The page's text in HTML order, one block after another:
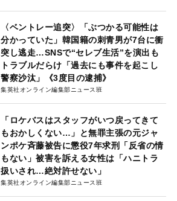
〈ベントレー追突〉「ぶつかる可能性は
分かっていた」韓国籍の刺青男が7台に衝
突し逃走…SNSで“セレブ生活”を演出も
トラブルだらけ「過去にも事件を起こし
警察沙汰」《3度目の逮捕》
集英社オンライン編集部ニュース班
「ロケバスはスタッフがいつ戻ってきて
もおかしくない…」と無罪主張の元ジャ
ンポケ斉藤被告に懲役7年求刑「反省の情
もない」被害を訴える女性は「ハニトラ
扱いされ…絶対許せない」
集英社オンライン編集部ニュース班